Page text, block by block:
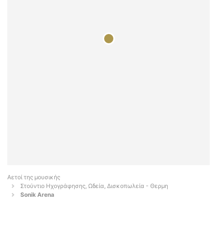
Αετοί της μουσικής
Στούντιο Ηχογράφησης, Ωδεία, Δισκοπωλεία - Θερμη
Sonik Arena